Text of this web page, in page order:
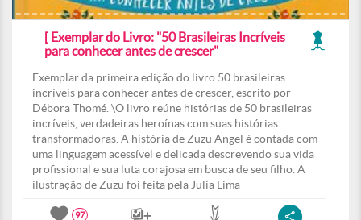
[ Exemplar do Livro: "50 Brasileiras Incríveis
para conhecer antes de crescer"
Exemplar da primeira edição do livro 50 brasileiras
incríveis para conhecer antes de crescer, escrito por
Débora Thomé. \O livro reúne histórias de 50 brasileiras
incríveis, verdadeiras heroínas com suas histórias
transformadoras. A história de Zuzu Angel é contada com
uma linguagem acessível e delicada descrevendo sua vida
profissional e sua luta corajosa em busca de seu filho. A
ilustração de Zuzu foi feita pela Julia Lima
97